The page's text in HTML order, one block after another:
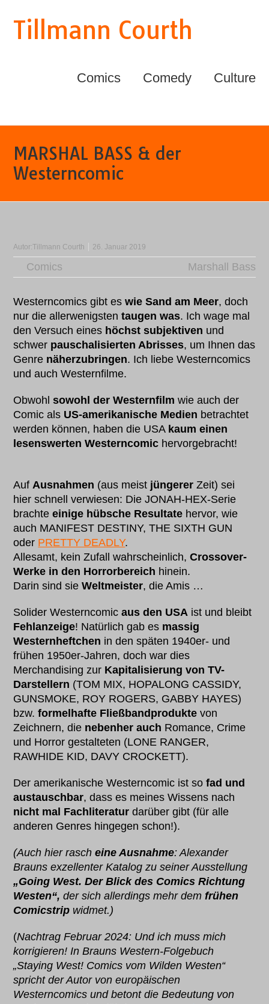
Tillmann Courth
Comics Comedy Culture
MARSHAL BASS & der
Westerncomic
Autor:Tillmann Courth 26. Januar 2019
Comics Marshall Bass
Westerncomics gibt eswie Sand am Meer, doch
nur die allerwenigstentaugen was. Ich wage mal
den Versuch eines höchst subjektiven und
schwer pauschalisierten Abrisses, um Ihnen das
Genre näherzubringen. Ich liebe Westerncomics
und auch Westernfilme.
Obwohlsowohl der Westernfilm wie auch der
Comic als US-amerikanische Medien betrachtet
werden können, haben die USA kaum einen
lesenswerten Westerncomic hervorgebracht!
AufAusnahmen (aus meist jüngerer Zeit) sei
hier schnell verwiesen: Die JONAH-HEX-Serie
brachteeinige hübsche Resultate hervor, wie
auch MANIFEST DESTINY, THE SIXTH GUN
oder PRETTY DEADLY.
Allesamt, kein Zufall wahrscheinlich,Crossover-
Werke in den Horrorbereich hinein.
Darin sind sieWeltmeister, die Amis …
Solider Westerncomicaus den USA ist und bleibt
Fehlanzeige! Natürlich gab es massig
Westernheftchen in den späten 1940er- und
frühen 1950er-Jahren, doch war dies
Merchandising zur Kapitalisierung von TV-
Darstellern (TOM MIX, HOPALONG CASSIDY,
GUNSMOKE, ROY ROGERS, GABBY HAYES)
bzw.formelhafte Fließbandprodukte von
Zeichnern, die nebenher auch Romance, Crime
und Horror gestalteten (LONE RANGER,
RAWHIDE KID, DAVY CROCKETT).
Der amerikanische Westerncomic ist sofad und
austauschbar, dass es meines Wissens nach
nicht mal Fachliteratur darüber gibt (für alle
anderen Genres hingegen schon!).
(Auch hier rascheine Ausnahme: Alexander
Brauns exzellenter Katalog zu seiner Ausstellung
„Going West. Der Blick des Comics Richtung
Westen“, der sich allerdings mehr demfrühen
Comicstrip widmet.)
(Nachtrag Februar 2024: Und ich muss mich
korrigieren! In Brauns Western-Folgebuch
„Staying West! Comics vom Wilden Westen“
spricht der Autor von europäischen
Westerncomics und betont die Bedeutung von